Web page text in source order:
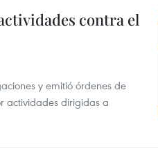
contra el
y emitió órdenes de
actividades dirigidas a